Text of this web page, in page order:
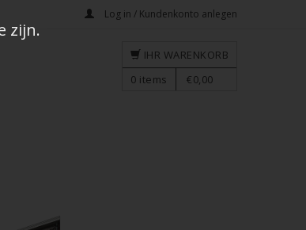
Log in / Kundenkonto anlegen
IHR WARENKORB
0 items €0,00
zijn.